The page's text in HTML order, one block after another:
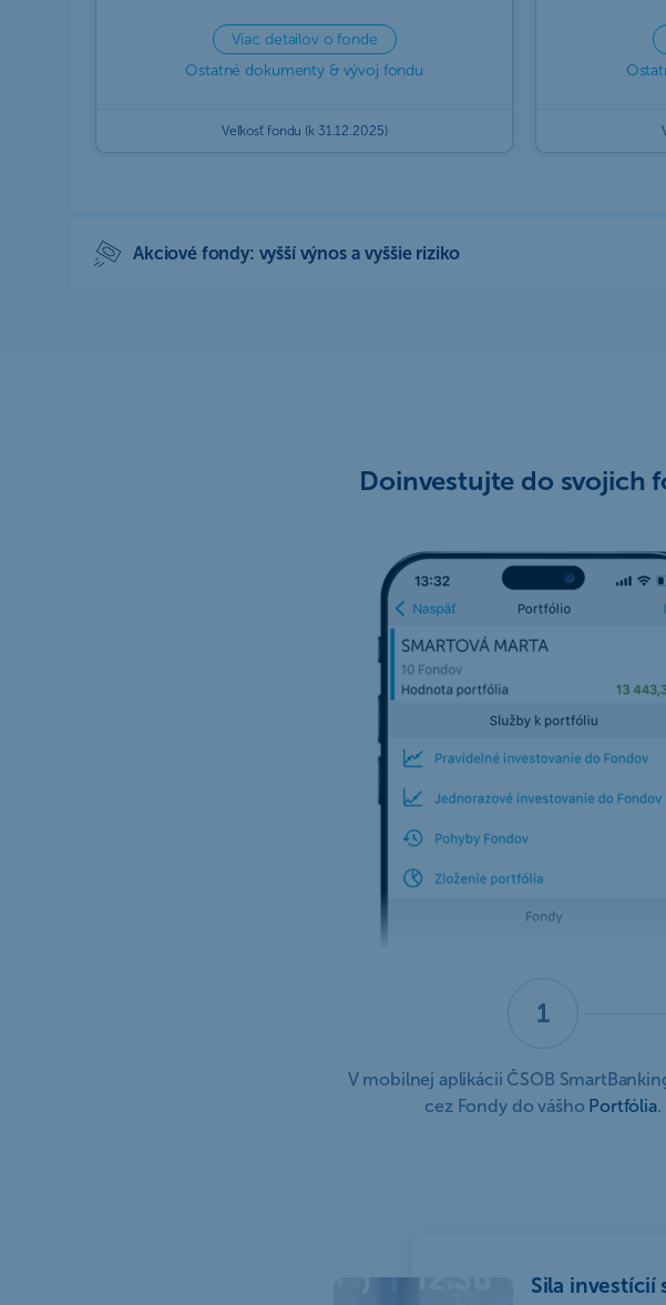
Viac detailov o fonde
Ostatné dokumenty & vývoj fondu
Veľkosť fondu (k 31.12.2025)
Akciové fondy: vyšší výnos a vyššie riziko
Doinvestujte do svojich
1
V mobilnej aplikácii ČSOB
cez Fondy do vášho Portfólia.
Sila investícií